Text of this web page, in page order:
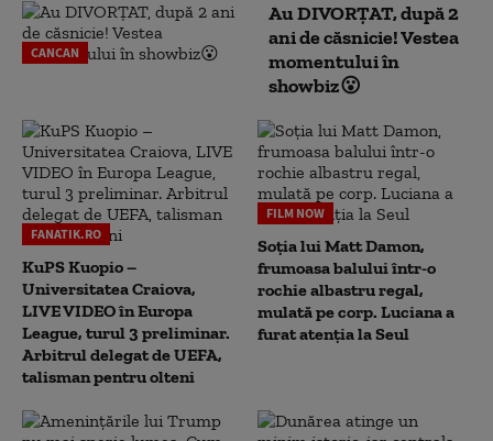
CANCAN
Au DIVORȚAT, după 2
ani de căsnicie! Vestea
momentului în
showbiz😮
FANATIK.RO
KuPS Kuopio –
Universitatea Craiova,
LIVE VIDEO în Europa
League, turul 3 preliminar.
Arbitrul delegat de UEFA,
talisman pentru olteni
FILM NOW
Soția lui Matt Damon,
frumoasa balului într-o
rochie albastru regal,
mulată pe corp. Luciana a
furat atenția la Seul